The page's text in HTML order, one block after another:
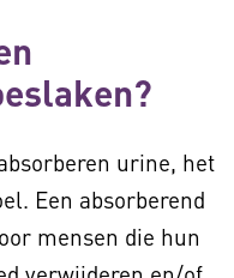
urine, het
Een absorberend
mensen die hun